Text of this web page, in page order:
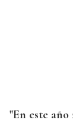
"En este